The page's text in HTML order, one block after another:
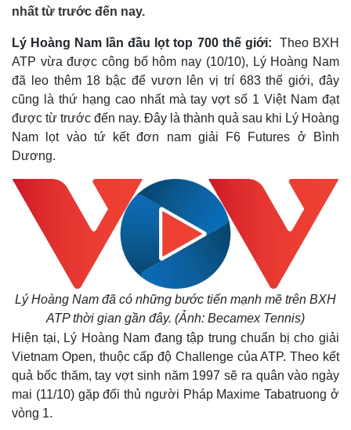
nhất từ trước đến nay.
Lý Hoàng Nam lần đầu lọt top 700 thế giới:
Theo BXH
ATP vừa được công bố hôm nay (10/10), Lý Hoàng Nam
đã leo thêm 18 bậc để vươn lên vị trí 683 thế giới, đây
cũng là thứ hạng cao nhất mà tay vợt số 1 Việt Nam đạt
được từ trước đến nay. Đây là thành quả sau khi Lý Hoàng
Nam lọt vào tứ kết đơn nam giải F6 Futures ở Bình
Dương.
Lý Hoàng Nam đã có những bước tiến mạnh mẽ trên BXH
ATP thời gian gần đây. (Ảnh: Becamex Tennis)
Hiện tại, Lý Hoàng Nam đang tập trung chuẩn bị cho giải
Vietnam Open, thuộc cấp độ Challenge của ATP. Theo kết
quả bốc thăm, tay vợt sinh năm 1997 sẽ ra quân vào ngày
mai (11/10) gặp đối thủ người Pháp Maxime Tabatruong ở
vòng 1.